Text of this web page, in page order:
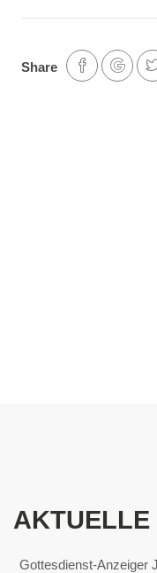
Share
AKTUELLE
Gottesdienst-Anzeiger